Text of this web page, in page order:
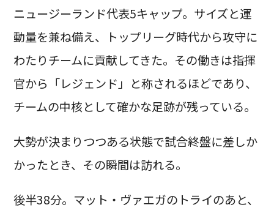
ニュージーランド代表5キャップ。サイズと運
動量を兼ね備え、トップリーグ時代から攻守に
わたりチームに貢献してきた。その働きは指揮
官から「レジェンド」と称されるほどであり、
チームの中核として確かな足跡が残っている。
大勢が決まりつつある状態で試合終盤に差しか
かったとき、その瞬間は訪れる。
後半38分。マット・ヴァエガのトライのあと、